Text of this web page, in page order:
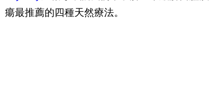
瘍最推薦的四種天然療法。